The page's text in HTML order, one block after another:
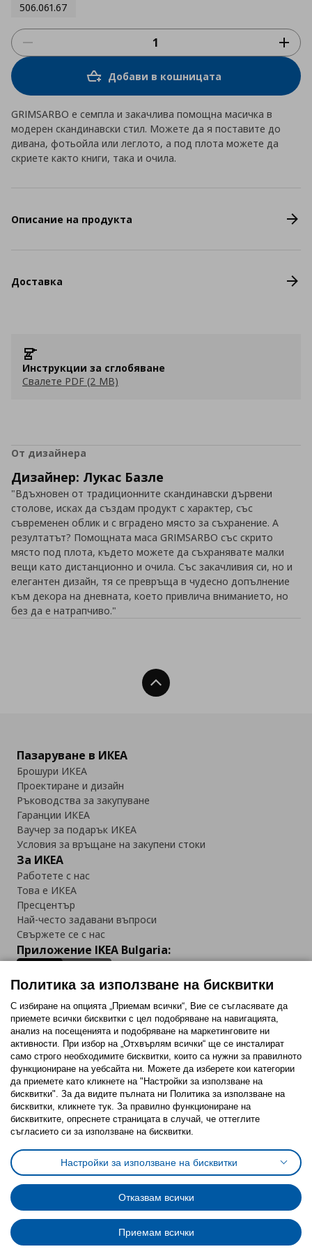
506.061.67
Добави в кошницата
GRIMSARBO е семпла и закачлива помощна масичка в
модерен скандинавски стил. Можете да я поставите до
дивана, фотьойла или леглото, а под плота можете да
скриете както книги, така и очила.
Описание на продукта
Доставка
Инструкции за сглобяване
Свалете PDF (2 MB)
От дизайнера
Дизайнер: Лукас Базле
"Вдъхновен от традиционните скандинавски дървени
столове, исках да създам продукт с характер, със
съвременен облик и с вградено място за съхранение. А
резултатът? Помощната маса GRIMSARBO със скрито
място под плота, където можете да съхранявате малки
вещи като дистанционно и очила. Със закачливия си, но и
елегантен дизайн, тя се превръща в чудесно допълнение
към декора на дневната, което привлича вниманието, но
без да е натрапчиво."
Нагоре
Пазаруване в ИКЕА
Брошури ИКЕА
Проектиране и дизайн
Ръководства за закупуване
Гаранции ИКЕА
Ваучер за подарък ИКЕА
Условия за връщане на закупени стоки
За ИКЕА
Работете с нас
Това е ИКЕА
Пресцентър
Най-често задавани въпроси
Свържете се с нас
Приложение IKEA Bulgaria:
Последвайте ни:
FacebookTwitterYoutubePinterestInstagram
Политика за използване на бисквитки (Cookies)
Избор на настройки за използване на бисквитки
Условия за ползване на ikea.bgОбща политика за личните данни
Политика за защита на личните данни на ikea.bg
Общи условия на програма IKEA Family
Политика за защита на лични данни на програма IKEA Family
Политика за използване на бисквитки
С избиране на опцията „Приемам всички“, Вие се съгласявате да
приемете всички бисквитки с цел подобряване на навигацията,
анализ на посещенията и подобряване на маркетинговите ни
активности. При избор на „Отхвърлям всички“ ще се инсталират
само строго необходимитe бисквитки, които са нужни за правилното
функциониране на уебсайта ни. Можете да изберете кои категории
да приемете като кликнете на "Настройки за използване на
бисквитки". За да видите пълната ни Политика за използване на
бисквитки, кликнете тук. За правилно функциониране на
бисквитките, опреснете страницата в случай, че оттеглите
съгласието си за използване на бисквитки.
Настройки за използване на бисквитки
Отказвам всички
Приемам всички